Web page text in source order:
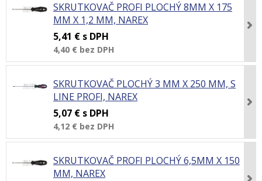
SKRUTKOVAČ PROFI PLOCHÝ 8MM X 175
MM X 1,2 MM, NAREX
5,41 € s DPH
4,40 € bez DPH
SKRUTKOVAČ PLOCHÝ 3 MM X 250 MM, S
LINE PROFI, NAREX
5,07 € s DPH
4,12 € bez DPH
SKRUTKOVAČ PROFI PLOCHÝ 6,5MM X 150
MM, NAREX